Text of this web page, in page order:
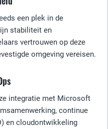
een plek in de
stabiliteit en
vertrouwen op deze
omgeving vereisen.
integratie met Microsoft
continue
en cloudontwikkeling